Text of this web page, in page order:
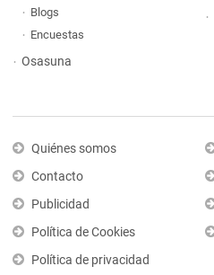
Blogs
Encuestas
Osasuna
Quiénes somos
Contacto
Publicidad
Política de Cookies
Política de privacidad